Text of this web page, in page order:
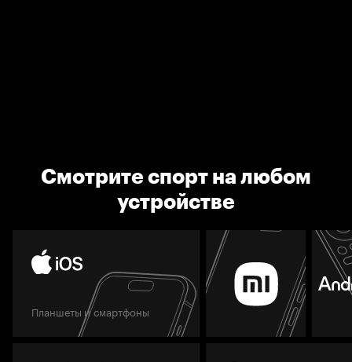
Смотрите спорт на любом
устройстве
Планшеты и смартфоны